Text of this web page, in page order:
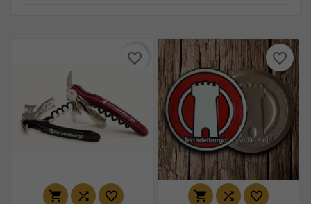
  
favorite_border
  
favorite_border